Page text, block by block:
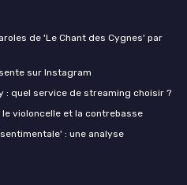
de 'Le Chant des Cygnes' par
sur Instagram
: quel service de streaming choisir ?
violoncelle et la contrebasse
: une analyse